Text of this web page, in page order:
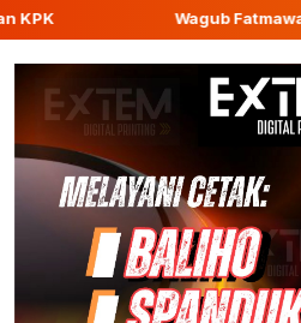
Wagub Fatmawati Rusdi Lepas